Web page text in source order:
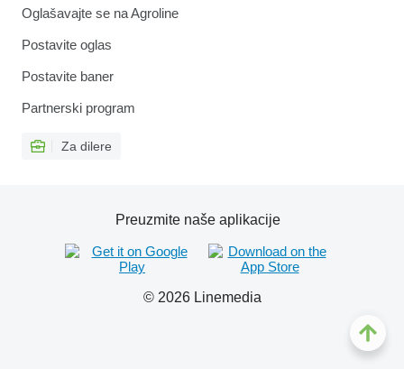
Oglašavajte se na Agroline
Postavite oglas
Postavite baner
Partnerski program
Za dilere
© 2026 Linemedia
Preuzmite naše aplikacije